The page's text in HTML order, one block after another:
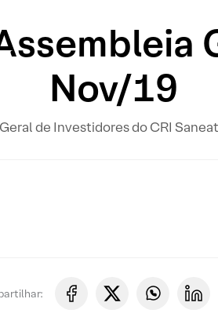
Nov/19
de Investidores do CRI